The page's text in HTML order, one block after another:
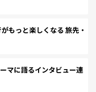
もっと楽しくなる 旅先・
マに語るインタビュー連